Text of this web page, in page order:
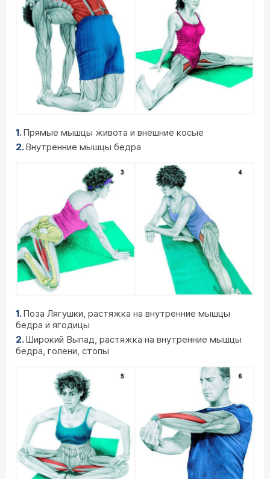
Прямые мышцы живота и внешние косые
Внутренние мышцы бедра
Поза Лягушки, растяжка на внутренние мышцы
бедра и ягодицы
Широкий Выпад, растяжка на внутренние мышцы
бедра, голени, стопы